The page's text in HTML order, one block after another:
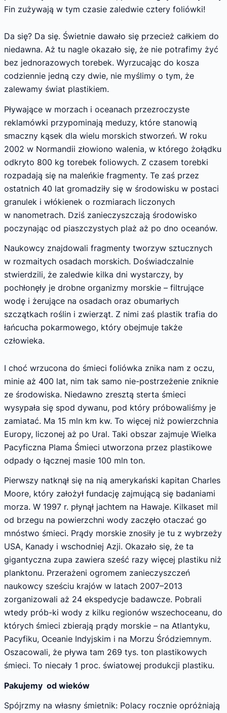
Fin zużywają w tym czasie zaledwie cztery foliówki!
Da się? Da się. Świetnie dawało się przecież całkiem do
niedawna. Aż tu nagle okazało się, że nie potrafimy żyć
bez jednorazowych torebek. Wyrzucając do kosza
codziennie jedną czy dwie, nie myślimy o tym, że
zalewamy świat plastikiem.
Pływające w morzach i oceanach przezroczyste
reklamówki przypominają meduzy, które stanowią
smaczny kąsek dla wielu morskich stworzeń. W roku
2002 w Normandii złowiono walenia, w którego żołądku
odkryto 800 kg torebek foliowych. Z czasem torebki
rozpadają się na maleńkie fragmenty. Te zaś przez
ostatnich 40 lat gromadziły się w środowisku w postaci
granulek i włókienek o rozmiarach liczonych
w nanometrach. Dziś zanieczyszczają środowisko
poczynając od piaszczystych plaż aż po dno oceanów.
Naukowcy znajdowali fragmenty tworzyw sztucznych
w rozmaitych osadach morskich. Doświadczalnie
stwierdzili, że zaledwie kilka dni wystarczy, by
pochłonęły je drobne organizmy morskie – filtrujące
wodę i żerujące na osadach oraz obumarłych
szczątkach roślin i zwierząt. Z nimi zaś plastik trafia do
łańcucha pokarmowego, który obejmuje także
człowieka.
I choć wrzucona do śmieci foliówka znika nam z oczu,
minie aż 400 lat, nim tak samo nie-postrzeżenie zniknie
ze środowiska. Niedawno zresztą sterta śmieci
wysypała się spod dywanu, pod który próbowaliśmy je
zamiatać. Ma 15 mln km kw. To więcej niż powierzchnia
Europy, liczonej aż po Ural. Taki obszar zajmuje Wielka
Pacyficzna Plama Śmieci utworzona przez plastikowe
odpady o łącznej masie 100 mln ton.
Pierwszy natknął się na nią amerykański kapitan Charles
Moore, który założył fundację zajmującą się badaniami
morza. W 1997 r. płynął jachtem na Hawaje. Kilkaset mil
od brzegu na powierzchni wody zaczęło otaczać go
mnóstwo śmieci. Prądy morskie znosiły je tu z wybrzeży
USA, Kanady i wschodniej Azji. Okazało się, że ta
gigantyczna zupa zawiera sześć razy więcej plastiku niż
planktonu. Przerażeni ogromem zanieczyszczeń
naukowcy sześciu krajów w latach 2007–2013
zorganizowali aż 24 ekspedycje badawcze. Pobrali
wtedy prób-ki wody z kilku regionów wszechoceanu, do
których śmieci zbierają prądy morskie – na Atlantyku,
Pacyfiku, Oceanie Indyjskim i na Morzu Śródziemnym.
Oszacowali, że pływa tam 269 tys. ton plastikowych
śmieci. To niecały 1 proc. światowej produkcji plastiku.
Pakujemy od wieków
Spójrzmy na własny śmietnik: Polacy rocznie opróżniają